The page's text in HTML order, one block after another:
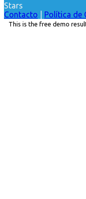
Stars
Contacto
Política de
This is the free demo